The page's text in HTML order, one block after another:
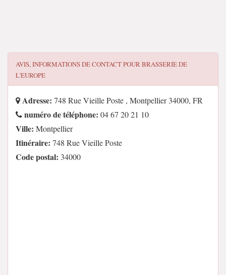
AVIS, INFORMATIONS DE CONTACT POURBRASSERIE DE
L'EUROPE
Adresse: 748 Rue Vieille Poste , Montpellier 34000, FR
numéro de téléphone: 04 67 20 21 10
Ville: Montpellier
Itinéraire: 748 Rue Vieille Poste
Code postal: 34000